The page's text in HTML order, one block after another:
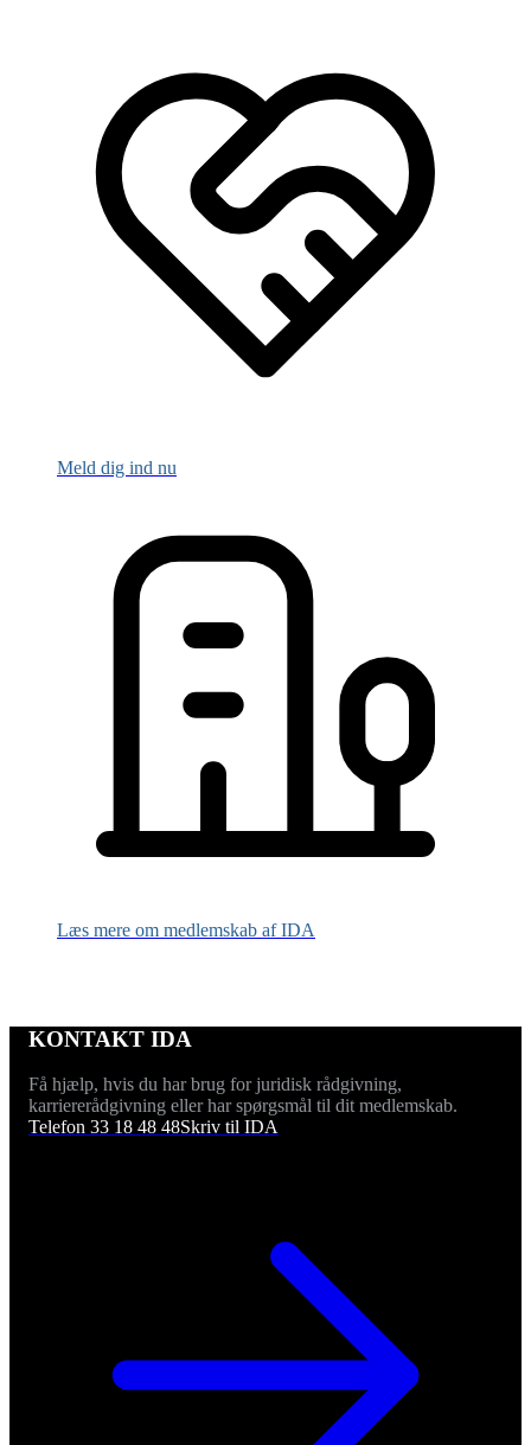
Meld dig ind nu
Læs mere om medlemskab af IDA
KONTAKT IDA
Få hjælp, hvis du har brug for juridisk rådgivning,
karriererådgivning eller har spørgsmål til dit medlemskab.
Telefon 33 18 48 48Skriv til IDA